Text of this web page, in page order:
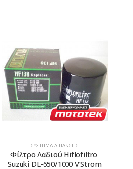
ΣΎΣΤΗΜΑ ΛΊΠΑΝΣΗΣ
Φίλτρο Λαδιού Hiflofiltro
Suzuki DL-650/1000 V’Strom